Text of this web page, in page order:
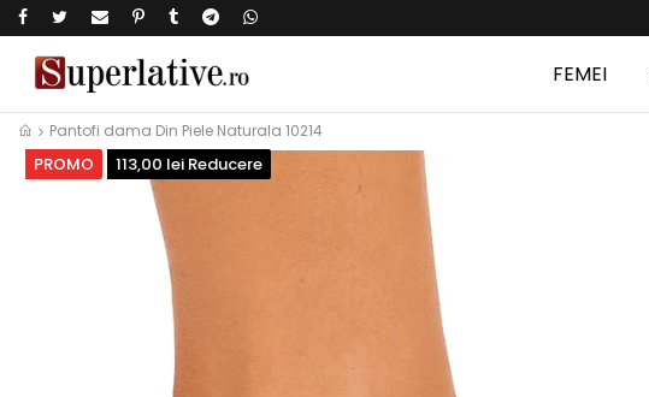
FEMEI
Pantofi dama Din Piele Naturala 10214
PROMO 113,00 lei Reducere